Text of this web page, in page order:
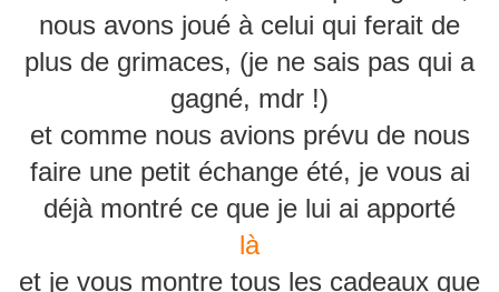
nous avons joué à celui qui ferait de
plus de grimaces, (je ne sais pas qui a
gagné, mdr !)
et comme nous avions prévu de nous
faire une petit échange été, je vous ai
déjà montré ce que je lui ai apporté
là
et je vous montre tous les cadeaux que